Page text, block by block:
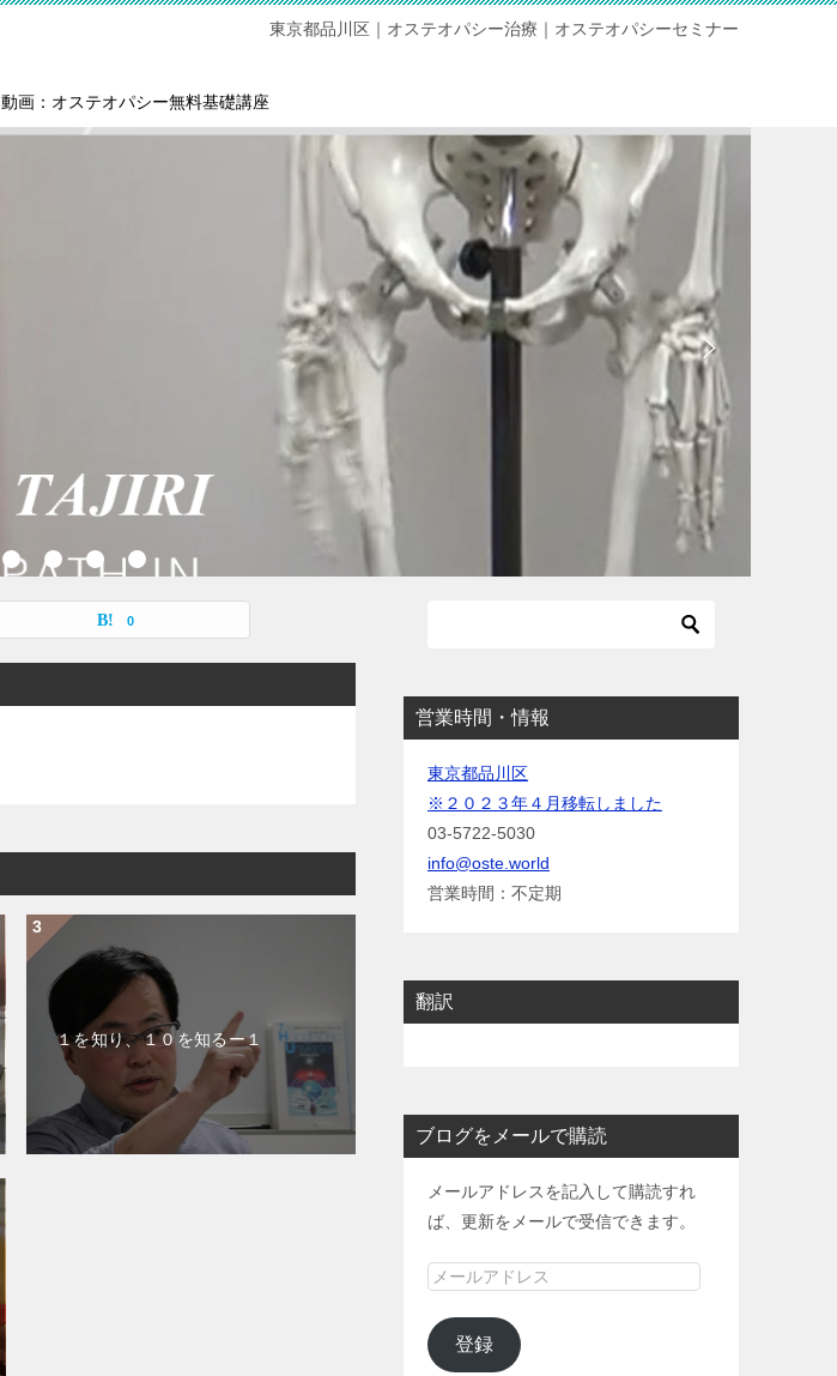
東京都品川区｜オステオパシー治療｜オステオパシーセミナー
動画：オステオパシー無料基礎講座
0
１を知り、１０を知るー１
営業時間・情報
東京都品川区
※２０２３年４月移転しました
03-5722-5030
info@oste.world
営業時間：不定期
翻訳
ブログをメールで購読
メールアドレスを記入して購読すれ
ば、更新をメールで受信できます。
メ
ル
ア
登録